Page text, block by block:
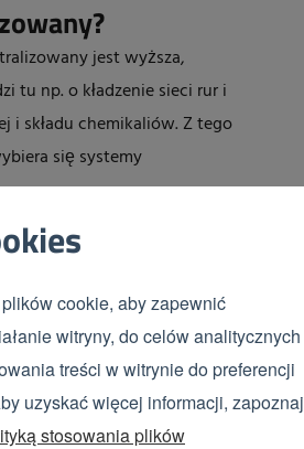
cookie, aby zapewnić
witryny, do celów analitycznych
treści w witrynie do preferencji
uzyskać więcej informacji, zapoznaj
stosowania plików
jest wyższa,
tu np. o kładzenie sieci rur i
i składu chemikaliów. Z tego
się systemy
proces mycia jest również
3 satelitów higienicznych.
co najmniej czterech